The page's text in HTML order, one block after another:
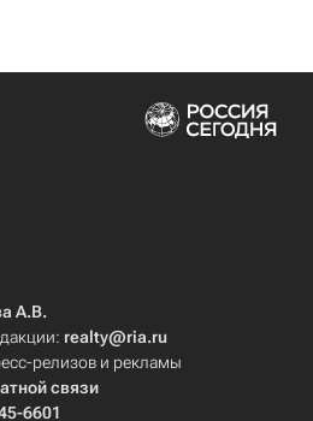
А.В.
realty@ria.ru
релизов и рекламы
связи
6601